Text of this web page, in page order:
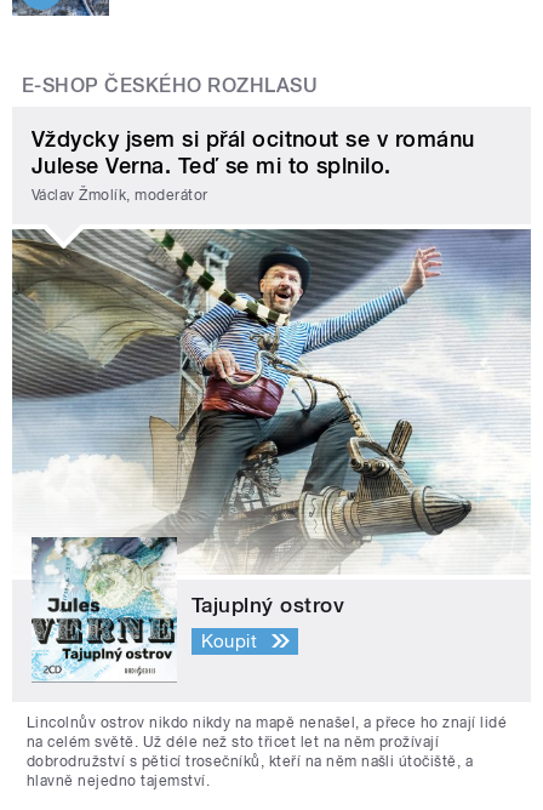
E-SHOP ČESKÉHO ROZHLASU
Vždycky jsem si přál ocitnout se v románu
Julese Verna. Teď se mi to splnilo.
Václav Žmolík, moderátor
Tajuplný ostrov
Koupit
Lincolnův ostrov nikdo nikdy na mapě nenašel, a přece ho znají lidé
na celém světě. Už déle než sto třicet let na něm prožívají
dobrodružství s pěticí trosečníků, kteří na něm našli útočiště, a
hlavně nejedno tajemství.